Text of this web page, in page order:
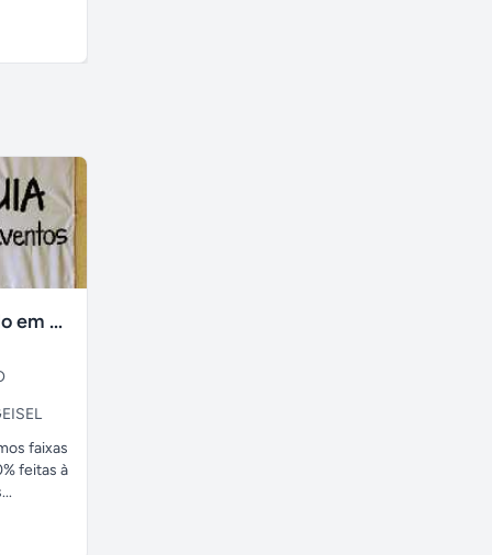
faixas no tecido em ate 24H
faixas
feitas à